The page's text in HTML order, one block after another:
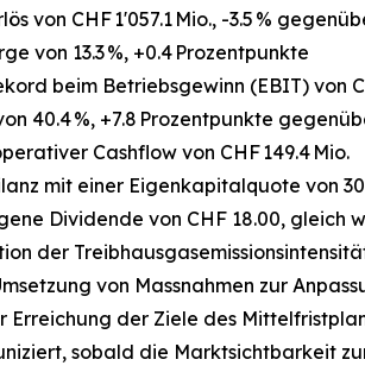
von CHF 1'057.1 Mio., -3.5 %
von 13.3 %, +0.4 Prozentpunkte
beim Betriebsgewinn (EBIT) von
40.4 %, +7.8 Prozentpunkte
Cashflow von CHF 149.4 Mio.
mit einer Eigenkapitalquote von
Dividende von CHF 18.00, gleich
der
von Massnahmen zur
Erreichung der Ziele des
sobald die Marktsichtbarkeit